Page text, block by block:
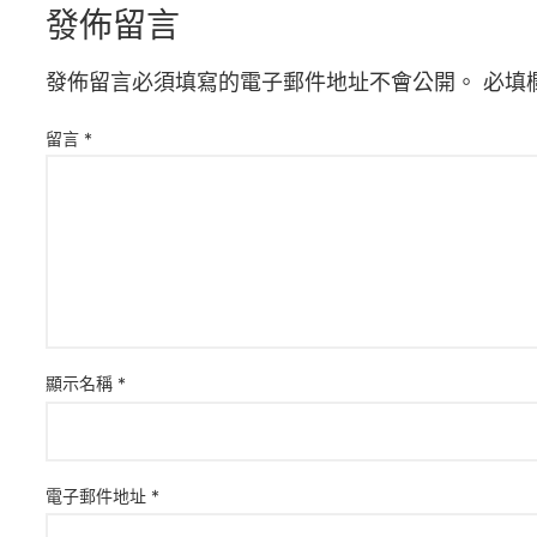
發佈留言
發佈留言必須填寫的電子郵件地址不會公開。 必填
留言 *
顯示名稱 *
電子郵件地址 *